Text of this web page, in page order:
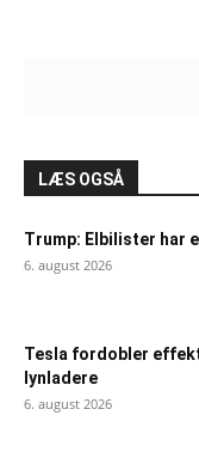
LÆS OGSÅ
Trump: Elbilister har
6. august 2026
Tesla fordobler
lynladere
6. august 2026